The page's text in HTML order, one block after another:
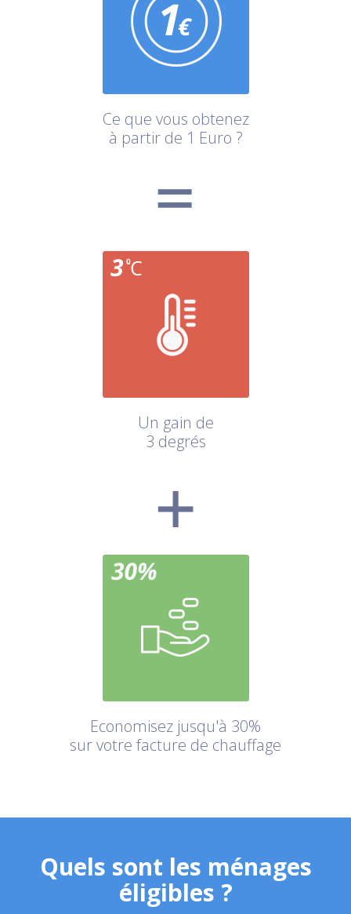
Ce que vous obtenez
à partir de 1 Euro ?
Un gain de
3 degrés
Economisez jusqu'à 30%
sur votre facture de chauffage
Quels sont les ménages
éligibles ?